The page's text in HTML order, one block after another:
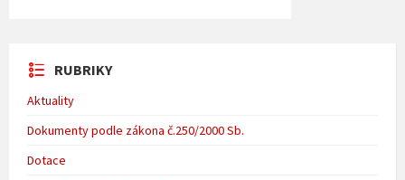
RUBRIKY
Aktuality
Dokumenty podle zákona č.250/2000 Sb.
Dotace